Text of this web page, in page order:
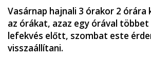
Vasárnap hajnali 3 órakor 2 órára
az órákat, azaz egy órával többet
lefekvés előtt, szombat este
visszaállítani.